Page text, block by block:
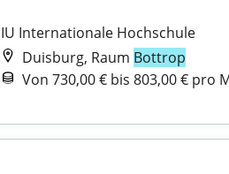
IU Internationale Hochschule
Duisburg, Raum Bottrop
Von 730,00 € bis 803,00 € pro